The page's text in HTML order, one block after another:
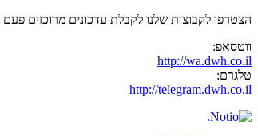
הצטרפו לקבוצות שלנו לקבלת עדכונים מרוכזים פעם
ווטסאפ:
http://wa.dwh.co.il
טלגרם:
http://telegram.dwh.co.il